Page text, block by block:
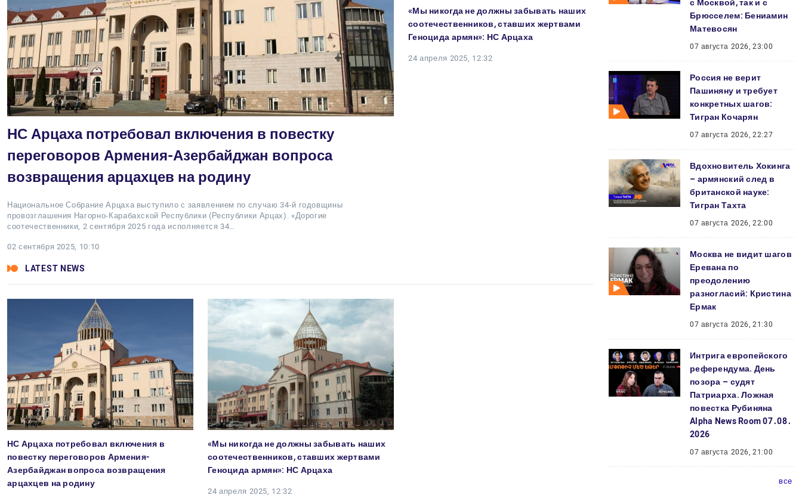
НС Арцаха потребовал включения в повестку
переговоров Армения-Азербайджан вопроса
возвращения арцахцев на родину
Национальное Собрание Арцаха выступило с заявлением по случаю 34-й годовщины
провозглашения Нагорно-Карабахской Республики (Республики Арцах). «Дорогие
соотечественники, 2 сентября 2025 года исполняется 34…
02 сентября 2025, 10:10
«Мы никогда не должны забывать наших
соотечественников, ставших жертвами
Геноцида армян»: НС Арцаха
24 апреля 2025, 12:32
LATEST NEWS
НС Арцаха потребовал включения в
повестку переговоров Армения-
Азербайджан вопроса возвращения
арцахцев на родину
«Мы никогда не должны забывать наших
соотечественников, ставших жертвами
Геноцида армян»: НС Арцаха
24 апреля 2025, 12:32
с Москвой, так и с
Брюсселем: Бениамин
Матевосян
07 августа 2026, 23:00
Россия не верит
Пашиняну и требует
конкретных шагов:
Тигран Кочарян
07 августа 2026, 22:27
Вдохновитель Хокинга
– армянский след в
британской науке:
Тигран Тахта
07 августа 2026, 22:00
Москва не видит шагов
Еревана по
преодолению
разногласий: Кристина
Ермак
07 августа 2026, 21:30
Интрига европейского
референдума. День
позора – судят
Патриарха. Ложная
повестка Рубиняна
Alpha News Room 07․08․
2026
07 августа 2026, 21:00
все